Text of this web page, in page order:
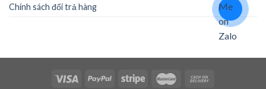
Chính sách đổi trả hàng